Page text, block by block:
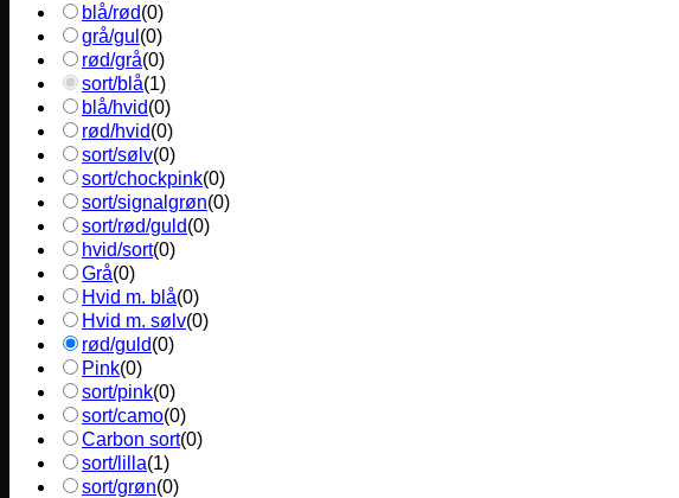
blå/rød(0)
grå/gul (0)
rød/grå(0)
sort/blå(1)
blå/hvid(0)
rød/hvid(0)
sort/sølv(0)
sort/chockpink(0)
sort/signalgrøn(0)
sort/rød/guld(0)
hvid/sort(0)
Grå(0)
Hvid m. blå(0)
Hvid m. sølv(0)
rød/guld(0)
Pink(0)
sort/pink(0)
sort/camo(0)
Carbon sort(0)
sort/lilla(1)
sort/grøn(0)